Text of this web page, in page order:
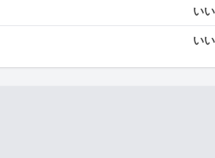
い
い